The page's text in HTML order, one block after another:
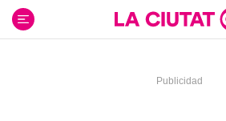
contenido